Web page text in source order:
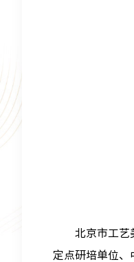
北京市工艺
定点研培单位、